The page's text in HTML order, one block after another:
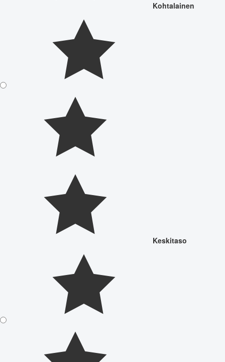
Kohtalainen
Keskitaso